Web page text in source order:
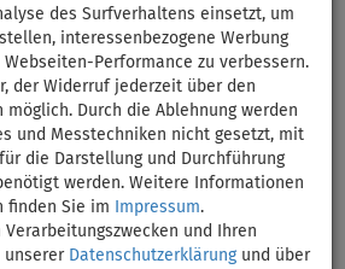
des Surfverhaltens einsetzt, um
interessenbezogene Werbung
Performance zu verbessern.
der Widerruf jederzeit über den
möglich. Durch die Ablehnung werden
und Messtechniken nicht gesetzt, mit
die Darstellung und Durchführung
werden. Weitere Informationen
finden Sie im
Impressum.
Verarbeitungszwecken und Ihren
unserer Datenschutzerklärungund über
elastisch
BLUE -
Next